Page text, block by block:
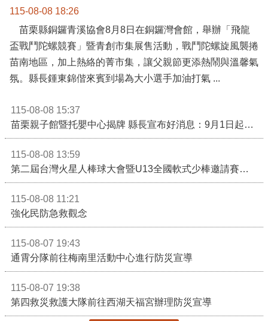
115-08-08 18:26
苗栗縣銅鑼青溪協會8月8日在銅鑼灣會館，舉辦「飛龍
盃戰鬥陀螺競賽」暨青創市集展售活動，戰鬥陀螺旋風襲捲
苗南地區，加上熱絡的菁市集，讓父親節更添熱鬧與溫馨氣
氛。縣長鍾東錦偕來賓到場為大小選手加油打氣 ...
115-08-08 15:37
苗栗親子館暨托嬰中心揭牌 縣長宣布好消息：9月1日起調降臨時托嬰費用
115-08-08 13:59
第二屆台灣火星人棒球大會暨U13全國軟式少棒邀請賽在苗栗舉辦
115-08-08 11:21
強化民防急救觀念
115-08-07 19:43
通霄分隊前往梅南里活動中心進行防災宣導
115-08-07 19:38
第四救災救護大隊前往西湖天福宮辦理防災宣導